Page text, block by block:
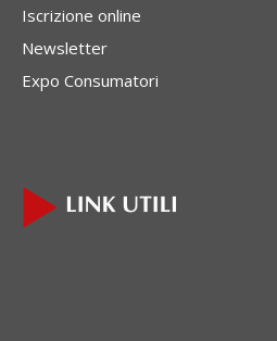
Iscrizione online
Newsletter
Expo Consumatori